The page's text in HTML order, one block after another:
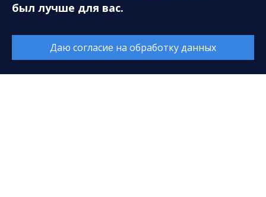
628408, ХМАО-Югра, Тюменская область, г. Сургут,
E-mail:
был лучше для вас.
Даю согласие на обработку данных